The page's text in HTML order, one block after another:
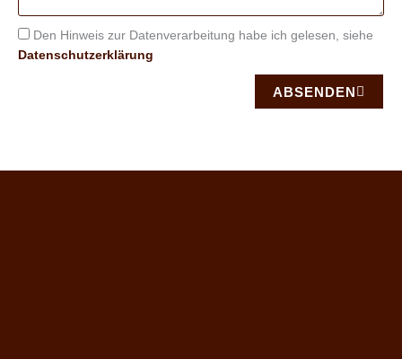
Den Hinweis zur Datenverarbeitung habe ich gelesen, siehe
Datenschutzerklärung
ABSENDEN